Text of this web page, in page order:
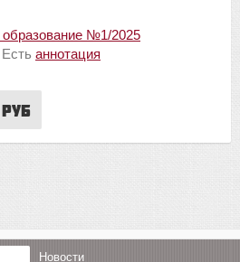
руб
№1/2025
Есть аннотация
Новости